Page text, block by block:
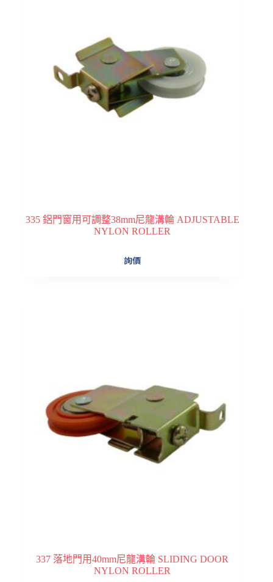
335 鋁門窗用可調整38mm尼龍溝輪 ADJUSTABLE
NYLON ROLLER
詢價
337 落地門用40mm尼龍溝輪 SLIDING DOOR
NYLON ROLLER